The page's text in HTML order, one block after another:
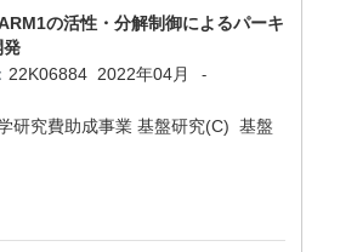
の活性・分解制御によるパーキ
発
22K06884 2022年04月 -
研究費助成事業 基盤研究(C) 基盤